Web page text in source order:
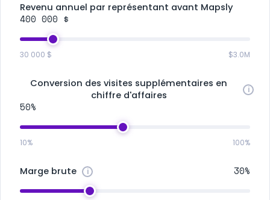
Revenu annuel par représentant avant Mapsly
400 000 $
30 000 $ $3.0M
Conversion des visites supplémentaires en
chiffre d'affaires
50%
10% 100%
Marge brute 30%